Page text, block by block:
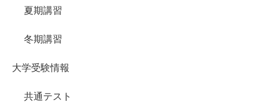
夏期講習
冬期講習
大学受験情報
共通テスト